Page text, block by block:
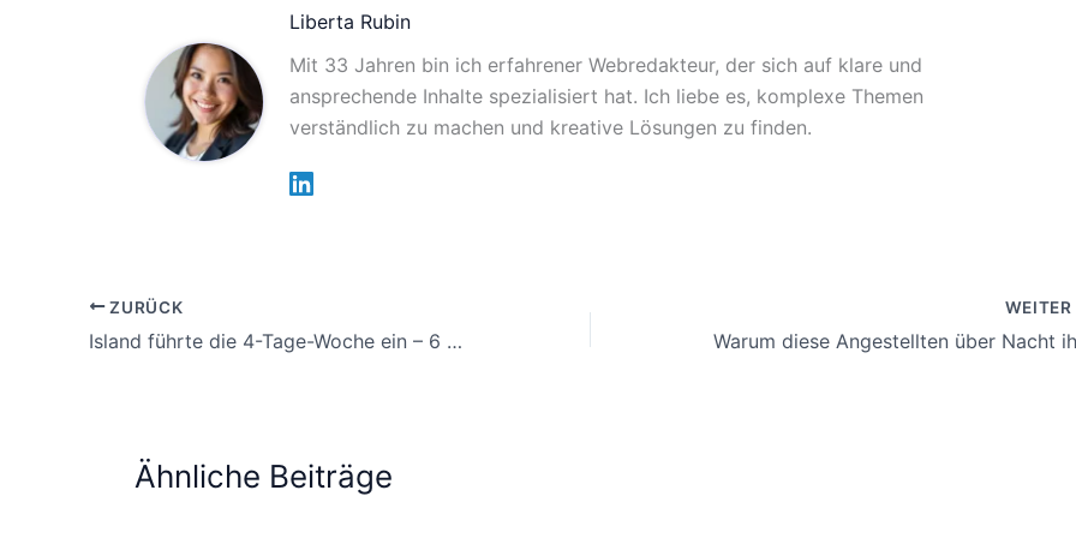
Liberta Rubin
Mit 33 Jahren bin ich erfahrener Webredakteur, der sich auf klare und
ansprechende Inhalte spezialisiert hat. Ich liebe es, komplexe Themen
verständlich zu machen und kreative Lösungen zu finden.
ZURÜCK
Island führte die 4-Tage-Woche ein – 6 Jahre später sind alle Prognosen eingetroffen
WEITER
Ähnliche Beiträge